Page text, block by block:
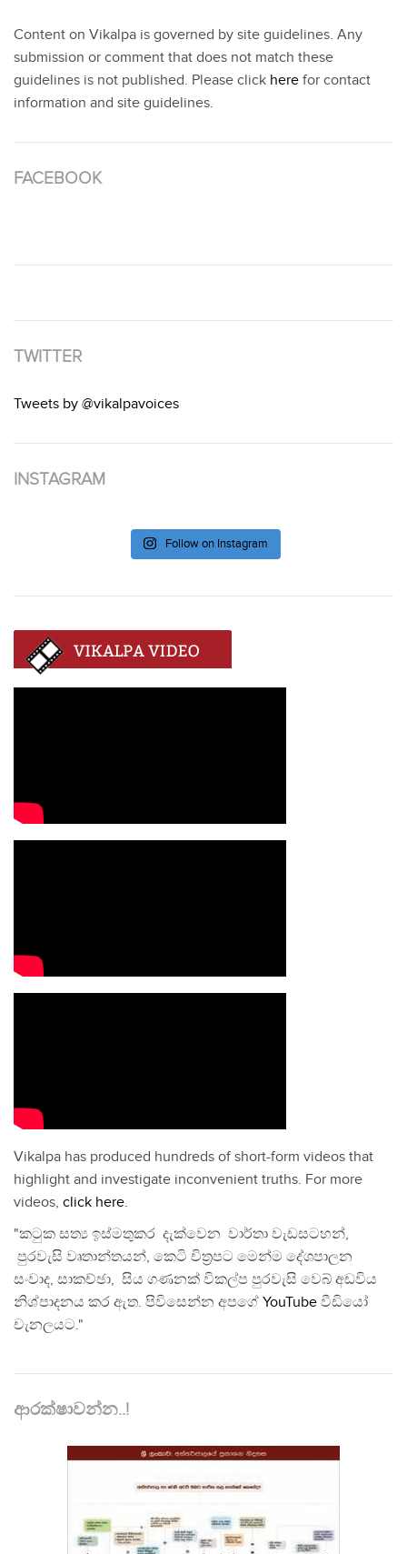
Content on Vikalpa is governed by site guidelines. Any
submission or comment that does not match these
guidelines is not published. Please click here for contact
information and site guidelines.
FACEBOOK
TWITTER
Tweets by @vikalpavoices
INSTAGRAM
Follow on Instagram
Vikalpa has produced hundreds of short-form videos that
highlight and investigate inconvenient truths. For more
videos, click here.
"කටුක සත්‍ය ඉස්මතුකර දැක්වෙන වාර්තා වැඩසටහන්,
පුරවැසි වෘතාන්තයන්, කෙටි චිත්‍රපට මෙන්ම දේශපාලන
සංවාද, සාකච්ඡා, සිය ගණනක් විකල්ප පුරවැසි වෙබ් අඩවිය
නිශ්පාදනය කර ඇත. පිවිසෙන්න අපගේ YouTube වීඩියෝ
චැනලයට."
ආරක්ෂාවන්න..!